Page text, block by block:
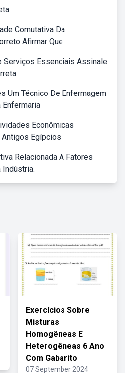
Comutativa Da
Afirmar Que
Serviços Essenciais Assinale
Um Técnico De Enfermagem
Enfermaria
Econômicas
Egípcios
Relacionada A Fatores
Indústria.
Exercícios Sobre
Misturas
Homogêneas E
Heterogêneas 6 Ano
Com Gabarito
07 September 2024